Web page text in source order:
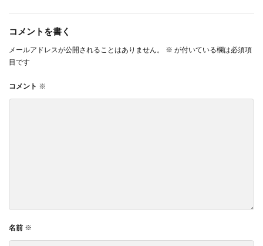
コメントを書く
メールアドレスが公開されることはありません。 ※ が付いている欄は必須項
目です
コメント ※
名前 ※